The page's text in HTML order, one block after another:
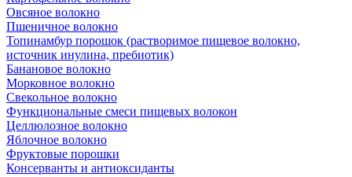
Овсяное волокно
Пшеничное волокно
Топинамбур порошок (растворимое пищевое волокно,
источник инулина, пребиотик)
Банановое волокно
Морковное волокно
Свекольное волокно
Функциональные смеси пищевых волокон
Целлюлозное волокно
Яблочное волокно
Фруктовые порошки
Консерванты и антиоксиданты